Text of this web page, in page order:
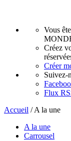
Vous
Créez
Créer
Suivez-
Flux
Accueil /A la une
A la une
Carrousel